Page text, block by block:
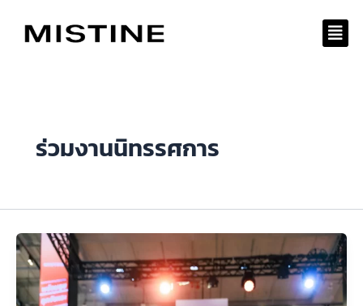
ร่วมงานนิทรรศการ